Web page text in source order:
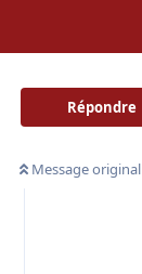
Répondre
Message original